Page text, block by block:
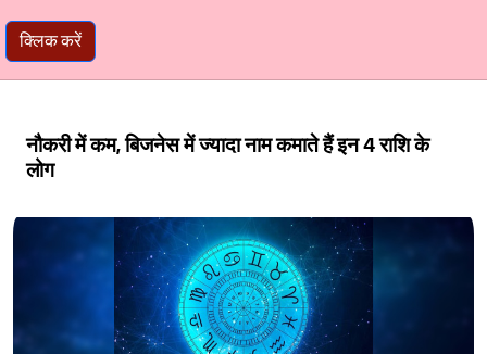
क्लिक करें
नौकरी में कम, बिजनेस में ज्यादा नाम कमाते हैं इन 4 राशि के
लोग